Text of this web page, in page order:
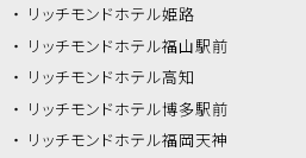
リッチモンドホテル姫路
リッチモンドホテル福山駅前
リッチモンドホテル高知
リッチモンドホテル博多駅前
リッチモンドホテル福岡天神